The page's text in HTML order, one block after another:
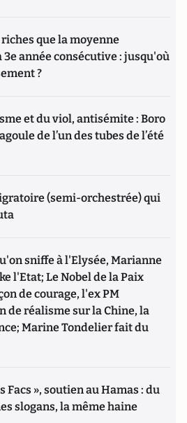
que la moyenne
année consécutive : jusqu'où
?
et du viol, antisémite : Boro
de l’un des tubes de l’été
(semi-orchestrée) qui
sniffe à l'Elysée, Marianne
l'Etat; Le Nobel de la Paix
de courage, l'ex PM
de réalisme sur la Chine, la
Marine Tondelier fait du
Facs », soutien au Hamas : du
slogans, la même haine